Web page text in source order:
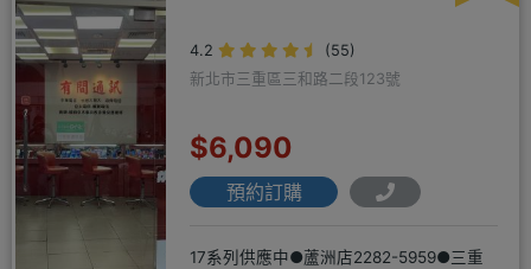
4.2
(55)
新北市三重區三和路二段123號
$6,090
預約訂購
17系列供應中●蘆洲店2282-5959●三重